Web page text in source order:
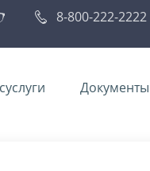
8-800-222-2222
Документы